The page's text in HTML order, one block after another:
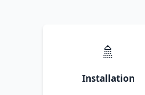
🚿
Installation